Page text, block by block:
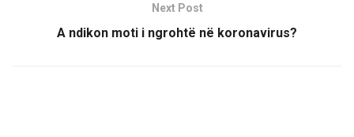
Next Post
A ndikon moti i ngrohtë në koronavirus?